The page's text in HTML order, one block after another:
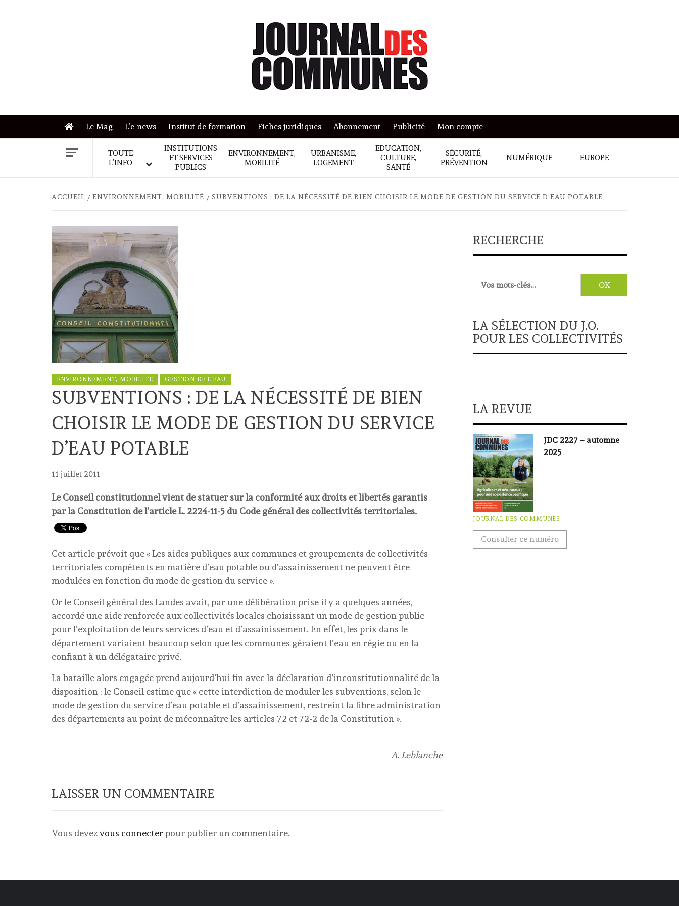
Le Mag L’e-news Institut de formation Fiches juridiques Abonnement Publicité Mon compte
TOUTE
L’INFO
INSTITUTIONS
ET SERVICES
PUBLICS
ENVIRONNEMENT,
MOBILITÉ
URBANISME,
LOGEMENT
EDUCATION,
CULTURE,
SANTÉ
SÉCURITÉ,
PRÉVENTION
NUMÉRIQUE EUROPE
ACCUEIL ENVIRONNEMENT, MOBILITÉ SUBVENTIONS : DE LA NÉCESSITÉ DE BIEN CHOISIR LE MODE DE GESTION DU SERVICE D’EAU POTABLE
ENVIRONNEMENT, MOBILITÉ GESTION DE L'EAU
SUBVENTIONS : DE LA NÉCESSITÉ DE BIEN
CHOISIR LE MODE DE GESTION DU SERVICE
D’EAU POTABLE
11 juillet 2011
Le Conseil constitutionnel vient de statuer sur la conformité aux droits et libertés garantis
par la Constitution de l’article L. 2224-11-5 du Code général des collectivités territoriales.
Cet article prévoit que « Les aides publiques aux communes et groupements de collectivités
territoriales compétents en matière d’eau potable ou d’assainissement ne peuvent être
modulées en fonction du mode de gestion du service ».
Or le Conseil général des Landes avait, par une délibération prise il y a quelques années,
accordé une aide renforcée aux collectivités locales choisissant un mode de gestion public
pour l’exploitation de leurs services d’eau et d’assainissement. En effet, les prix dans le
département variaient beaucoup selon que les communes géraient l’eau en régie ou en la
confiant à un délégataire privé.
La bataille alors engagée prend aujourd’hui fin avec la déclaration d’inconstitutionnalité de la
disposition : le Conseil estime que « cette interdiction de moduler les subventions, selon le
mode de gestion du service d’eau potable et d’assainissement, restreint la libre administration
des départements au point de méconnaître les articles 72 et 72-2 de la Constitution ».
A. Leblanche
LAISSER UN COMMENTAIRE
Vous devezvous connecterpour publier un commentaire.
RECHERCHE
LA SÉLECTION DU J.O.
POUR LES COLLECTIVITÉS
LA REVUE
JDC 2227 – automne
2025
JOURNAL DES COMMUNES
Consulter ce numéro